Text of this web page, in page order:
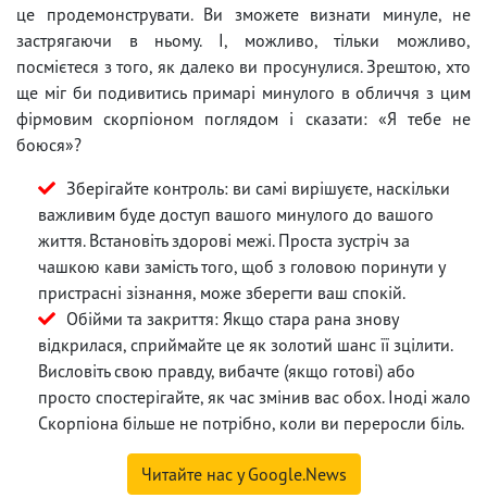
це продемонструвати. Ви зможете визнати минуле, не
застрягаючи в ньому. І, можливо, тільки можливо,
посмієтеся з того, як далеко ви просунулися. Зрештою, хто
ще міг би подивитись примарі минулого в обличчя з цим
фірмовим скорпіоном поглядом і сказати: «Я тебе не
боюся»?
Зберігайте контроль: ви самі вирішуєте, наскільки
важливим буде доступ вашого минулого до вашого
життя. Встановіть здорові межі. Проста зустріч за
чашкою кави замість того, щоб з головою поринути у
пристрасні зізнання, може зберегти ваш спокій.
Обійми та закриття: Якщо стара рана знову
відкрилася, сприймайте це як золотий шанс її зцілити.
Висловіть свою правду, вибачте (якщо готові) або
просто спостерігайте, як час змінив вас обох. Іноді жало
Скорпіона більше не потрібно, коли ви переросли біль.
Читайте нас у Google.News